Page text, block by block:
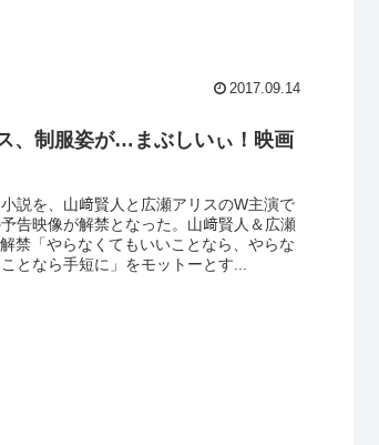
2017.09.14
、制服姿が…まぶしいぃ！映画
説を、山﨑賢人と広瀬アリスのW主演で
告映像が解禁となった。山﨑賢人＆広瀬
禁「やらなくてもいいことなら、やらな
となら手短に」をモットーとす...